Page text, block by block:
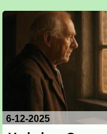
6-12-2025